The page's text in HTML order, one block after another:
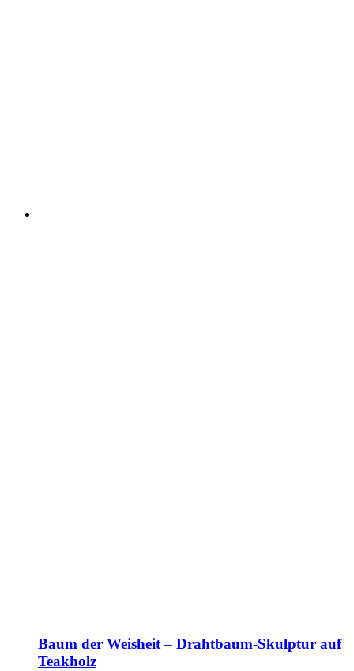
Baum der Weisheit – Drahtbaum-Skulptur auf
Teakholz